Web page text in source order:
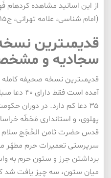
از اين اسانيد مشاهده
(امام شناسى، علامه تهرانی، ج‏۱۵، ص: ۸۰ ، ۸۱)
قديمى‏ترين
سجاديه و
قديمى‏ترين نسخه صحيفه
آمده است‏
۳۵ دعا كم دارد. در دوران
پهلوى، و استاندارى مَحَطّه
قدس حضرت ثامن الحُجَج سلام
سرپرستى تعميرات حرم مطهّر
برداشتن جرز و ستون حرم به
ميان ستون، سه چيز يافت شد